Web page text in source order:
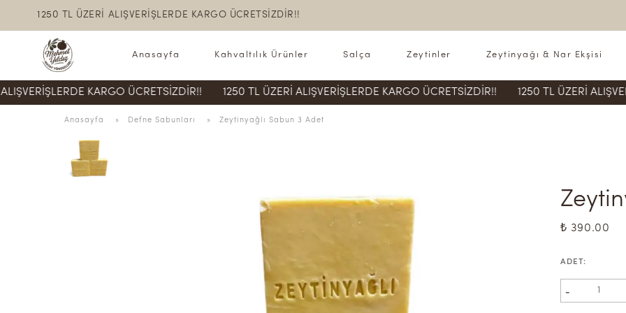
1250 TL ÜZERİ ALIŞVERİŞLERDE KARGO ÜCRETSİZDİR!!
Anasayfa Kahvaltılık Ürünler Salça Zeytinler Zeytinyağı & Nar Ekşisi
KARGO ÜCRETSİZDİR!! 1250 TL ÜZERİ ALIŞVERİŞLERDE KARGO ÜCRETSİZDİR!! 1250 TL ÜZERİ
Anasayfa » Defne Sabunları » Zeytinyağlı Sabun 3 Adet
₺ 390.00
ADET:
- 1